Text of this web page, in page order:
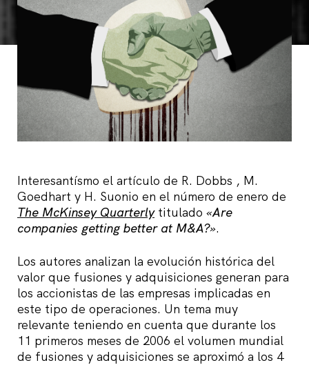
Interesantísmo el artículo de R. Dobbs , M.
Goedhart y H. Suonio en el número de enero de
The McKinsey Quarterlytitulado «Are
companies getting better at M&A?».
Los autores analizan la evolución histórica del
valor que fusiones y adquisiciones generan para
los accionistas de las empresas implicadas en
este tipo de operaciones. Un tema muy
relevante teniendo en cuenta que durante los
11 primeros meses de 2006 el volumen mundial
de fusiones y adquisiciones se aproximó a los 4